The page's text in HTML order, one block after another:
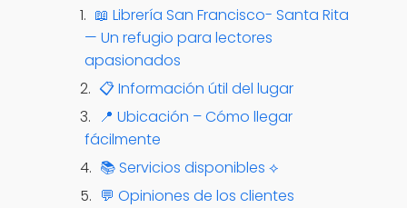
📖 Librería San Francisco- Santa Rita
— Un refugio para lectores
apasionados
📋 Información útil del lugar
📍 Ubicación – Cómo llegar
fácilmente
📚 Servicios disponibles ⟡
💬 Opiniones de los clientes